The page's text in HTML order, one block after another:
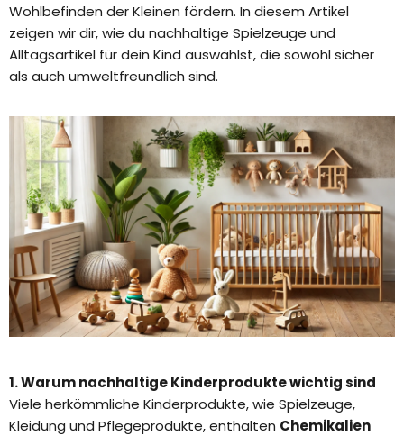
Wohlbefinden der Kleinen fördern. In diesem Artikel
zeigen wir dir, wie du nachhaltige Spielzeuge und
Alltagsartikel für dein Kind auswählst, die sowohl sicher
als auch umweltfreundlich sind.
1. Warum nachhaltige Kinderprodukte wichtig sind
Viele herkömmliche Kinderprodukte, wie Spielzeuge,
Kleidung und Pflegeprodukte, enthalten Chemikalien